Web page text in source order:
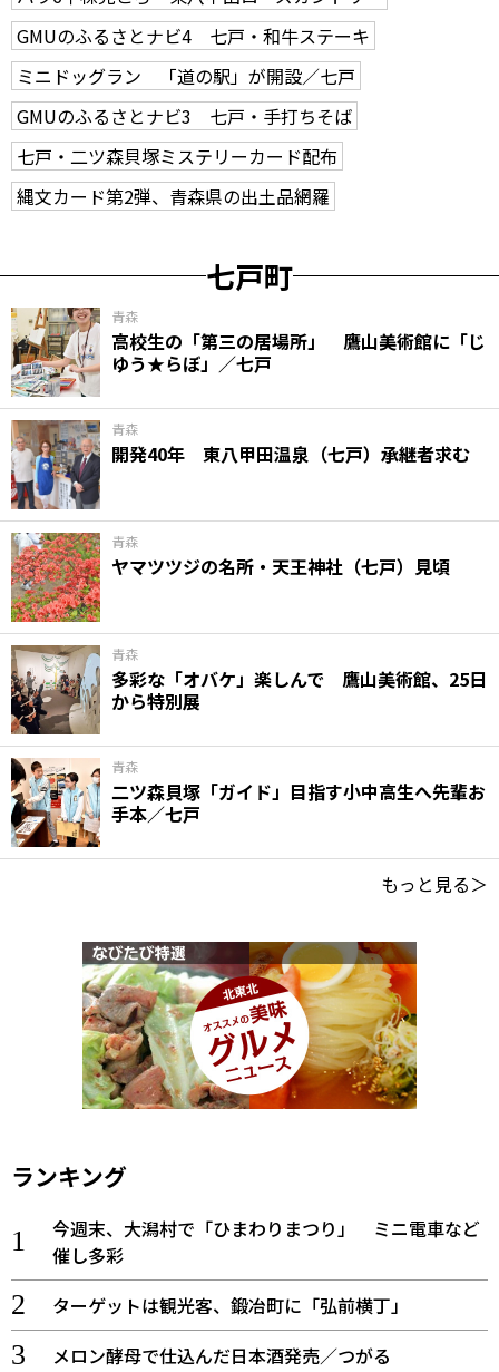
GMUのふるさとナビ4 七戸・和牛ステーキ
ミニドッグラン 「道の駅」が開設／七戸
GMUのふるさとナビ3 七戸・手打ちそば
七戸・二ツ森貝塚ミステリーカード配布
縄文カード第2弾、青森県の出土品網羅
七戸町
青森
高校生の「第三の居場所」 鷹山美術館に「じ
ゆう★らぼ」／七戸
青森
開発40年 東八甲田温泉（七戸）承継者求む
青森
ヤマツツジの名所・天王神社（七戸）見頃
青森
多彩な「オバケ」楽しんで 鷹山美術館、25日
から特別展
青森
二ツ森貝塚「ガイド」目指す小中高生へ先輩お
手本／七戸
もっと見る＞
ランキング
今週末、大潟村で「ひまわりまつり」 ミニ電車など
催し多彩
ターゲットは観光客、鍛冶町に「弘前横丁」
メロン酵母で仕込んだ日本酒発売／つがる